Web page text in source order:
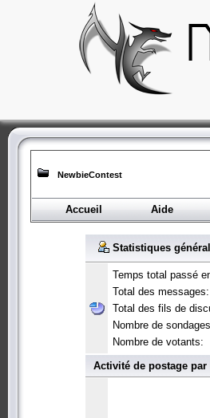
NewbieContest
Accueil Aide
Statistiques
Temps total passé
Total des messages:
Total des fils de
Nombre de
Nombre de votants:
Activité de postage par